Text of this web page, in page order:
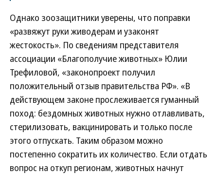
Однако зоозащитники уверены, что поправки
«развяжут руки живодерам и узаконят
жестокость». По сведениям представителя
ассоциации «Благополучие животных» Юлии
Трефиловой, «законопроект получил
положительный отзыв правительства РФ». «В
действующем законе прослеживается гуманный
поход: бездомных животных нужно отлавливать,
стерилизовать, вакцинировать и только после
этого отпускать. Таким образом можно
постепенно сократить их количество. Если отдать
вопрос на откуп регионам, животных начнут